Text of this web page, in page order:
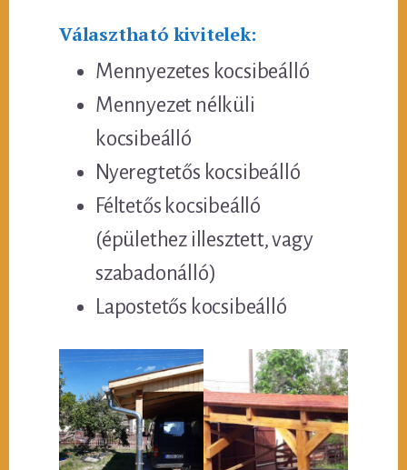
Választható kivitelek:
Mennyezetes kocsibeálló
Mennyezet nélküli
kocsibeálló
Nyeregtetős kocsibeálló
Féltetős kocsibeálló
(épülethez illesztett, vagy
szabadonálló)
Lapostetős kocsibeálló